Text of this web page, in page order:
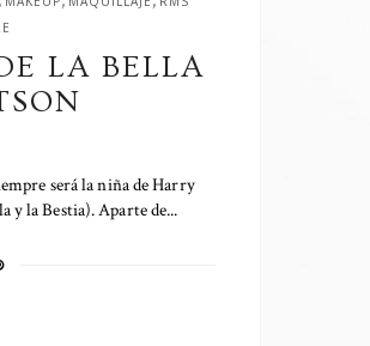
LA BELLA
será la niña de Harry
y la Bestia). Aparte de...